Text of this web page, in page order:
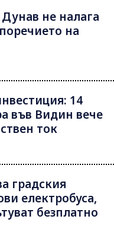
не налага
на
14
във Видин вече
ток
градския
електробуса,
безплатно